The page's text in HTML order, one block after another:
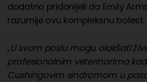
dodatno pridonijeli da Emily
razumije ovu kompleksnu bolest.
„U svom poslu mogu olakšati
profesionalnim veterinarima
Cushingovim sindromom u